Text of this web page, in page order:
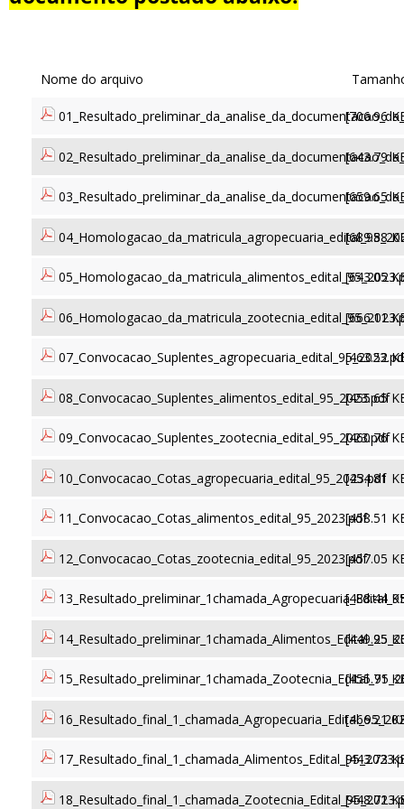
[706.96
[643.79
[659.65
[689.88
[643.05
[666.11
[463.52
08_Convocacao_Suplentes_alimentos_edital_95_2023.pdf
[455.65
09_Convocacao_Suplentes_zootecnia_edital_95_2023.pdf
[460.76
10_Convocacao_Cotas_agropecuaria_edital_95_2023.pdf
[454.81
11_Convocacao_Cotas_alimentos_edital_95_2023.pdf[458.51
12_Convocacao_Cotas_zootecnia_edital_95_2023.pdf[457.05
[488.44
[449.25
[455.71
[466.21
[443.73
[448.71